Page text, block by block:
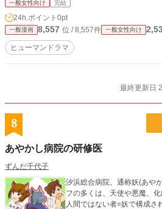
一般女性向け 完結
24h.ポイント 0pt
一般漫画 8,557 位 / 8,557件 一般女性向け
ヒューマンドラマ
最終更新日
8
あやかし病院の研修医
ずんだ千代子
汐浜総合病院、通称妖(あや
フの多くは、天使や悪魔、
人間ではない者=妖で構成さ